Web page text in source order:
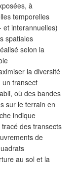
à
temporelles
et interannuelles)
spatiales
selon la
la diversité
un transect
où des bandes
sur le terrain en
indique
des transects
de
au sol et la